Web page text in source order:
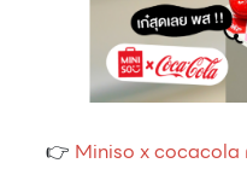
👉 Miniso x cocacola